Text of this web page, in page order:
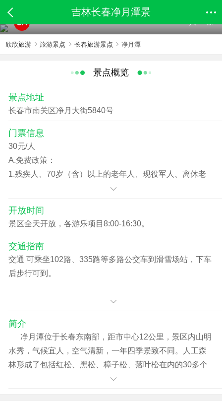
吉林长春净月潭景
5A
欣欣旅游 旅游景点 长春旅游景点 净月潭
景点概览
景点地址
长春市南关区净月大街5840号
门票信息
30元/人
A.免费政策：
1.残疾人、70岁（含）以上的老年人、现役军人、离休老
证》免费入园。
3.新闻媒体的记者凭国家新闻出版署颁发的记者证免费入
园。
4.摄影家画家作家书法家音乐家凭国家协会会员证免费入
园。
车票，享受八折优惠，系统将从银行卡内扣款，每张卡一
天只能刷一次。
2
开放时间
景区全天开放，各游乐项目8:00-16:30。
交通指南
交通 可乘坐102路、335路等多路公交车到滑雪场站，下车
后步行可到。
简介
净月潭位于长春东南部，距市中心12公里，景区内山明
水秀，气候宜人，空气清新，一年四季景致不同。人工森
林形成了包括红松、黑松、樟子松、落叶松在内的30多个
树种的特色森林景观，炎炎夏日时节，置身其间，浓荫蔽